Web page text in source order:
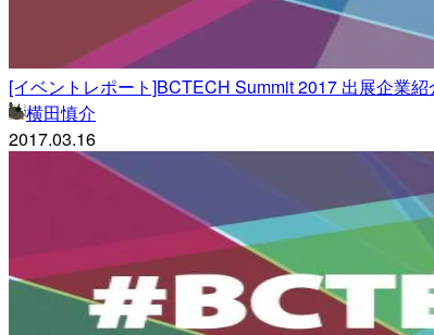
[イベントレポート]BCTECH Summit 2017 出展企業
横田慎介
2017.03.16